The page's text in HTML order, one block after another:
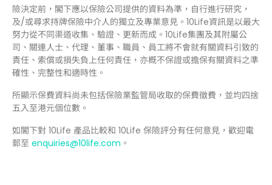
險決定前，閣下應以保險公司提供的資料為準，自行進行研究，
及/或尋求持牌保險中介人的獨立及專業意見。10Life資訊是以最大
努力從不同渠道收集、驗證、更新而成。10Life集團及其附屬公
司、關連人士、代理、董事、職員、員工將不會就有關資料引致的
責任、索償或損失負上任何責任，亦概不保證或擔保有關資料之準
確性、完整性和適時性。
所顯示保費資料尚未包括保險業監管局收取的保費徵費，並均四捨
五入至港元個位數。
如閣下對 10Life 產品比較和 10Life 保險評分有任何意見，歡迎電
郵至 enquiries@10life.com 。